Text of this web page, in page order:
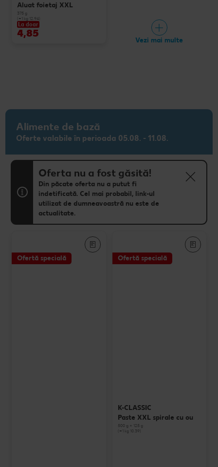
Aluat foietaj XXL
375 g
(=1 kg 12.94)
La doar
4,85
Vezi mai multe
Alimente de bază
Oferte valabile în perioada 05.08. - 11.08.
Oferta nu a fost găsită!
Din păcate oferta nu a putut fi
indetificată. Cel mai probabil, link-ul
utilizat de dumneavoastră nu este de
actualitate.
Ofertă specială Ofertă specială
K-CLASSIC
Paste XXL spirale cu ou
500 g + 125 g
(=1 kg 10.39)